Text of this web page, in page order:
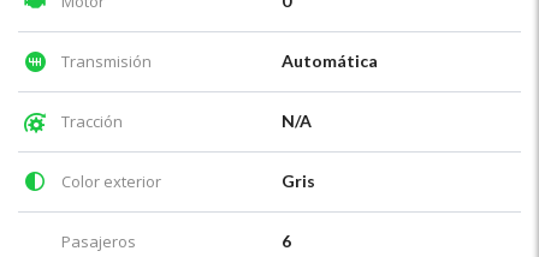
Transmisión Automática
Tracción N/A
Color exterior Gris
Pasajeros 6